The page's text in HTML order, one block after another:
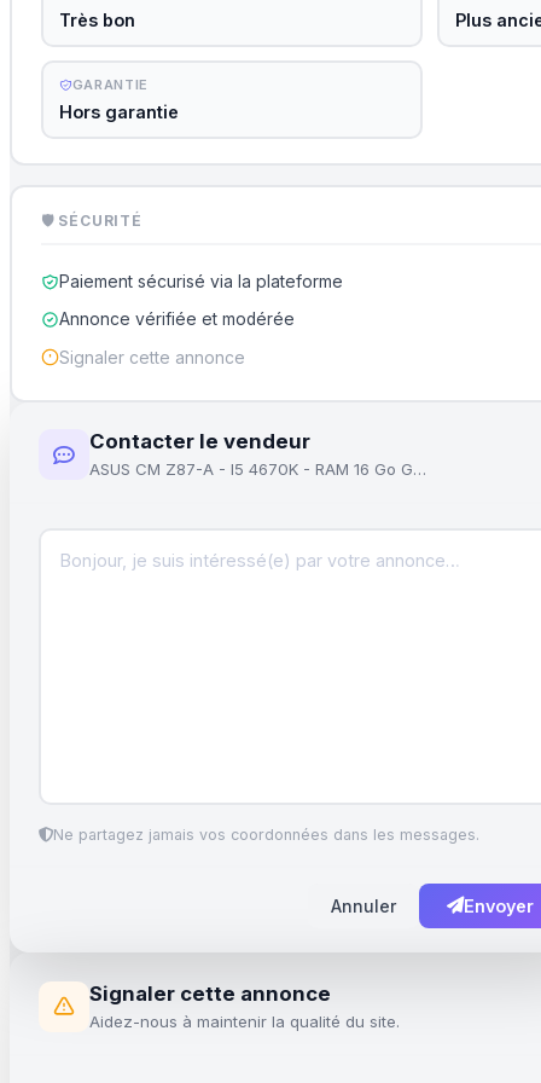
Très bon Plus
GARANTIE
Hors garantie
🛡 SÉCURITÉ
Paiement sécurisé via la plateforme
Annonce vérifiée et modérée
Signaler cette annonce
Contacter le vendeur
ASUS CM Z87-A - I5 4670K - RAM 16 Go GSKILL DDR3 2133 CL9
Ne partagez jamais vos coordonnées dans les messages.
Annuler Envoyer
Signaler cette annonce
Aidez-nous à maintenir la qualité du site.